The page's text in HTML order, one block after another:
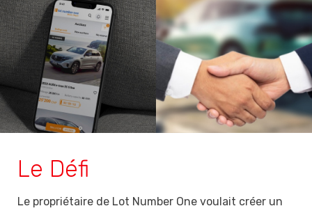
Le Défi
Le propriétaire de Lot Number One voulait créer un